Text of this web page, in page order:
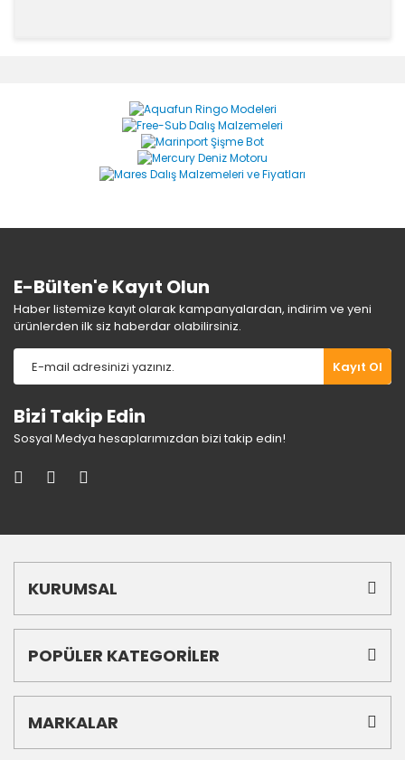
Yorum Yaz
Ürün resmi kalitesiz, bozuk veya görüntülenemiyor.
Ürün açıklamasında eksik bilgiler bulunuyor.
Ürün bilgilerinde hatalar bulunuyor.
E-Bülten'e Kayıt Olun
Haber listemize kayıt olarak kampanyalardan, indirim ve yeni
ürünlerden ilk siz haberdar olabilirsiniz.
Kayıt Ol
Bizi Takip Edin
Sosyal Medya hesaplarımızdan bizi takip edin!
KURUMSAL
POPÜLER KATEGORİLER
MARKALAR